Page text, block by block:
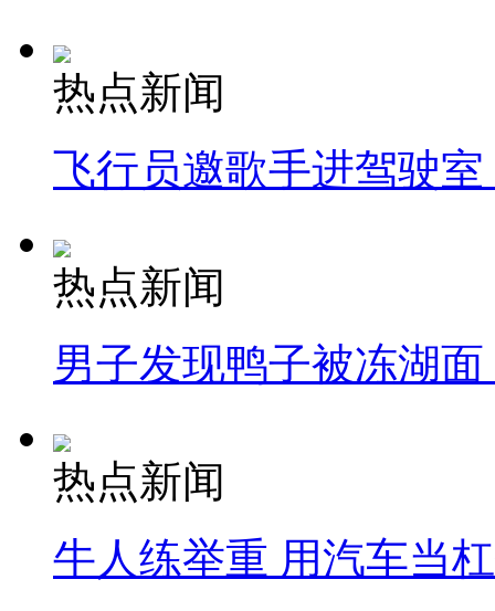
热点新闻
飞行员邀歌手进驾驶
热点新闻
男子发现鸭子被冻湖
热点新闻
牛人练举重 用汽车当